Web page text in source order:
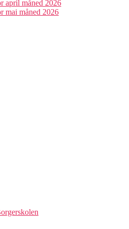
april måned 2026
mai måned 2026